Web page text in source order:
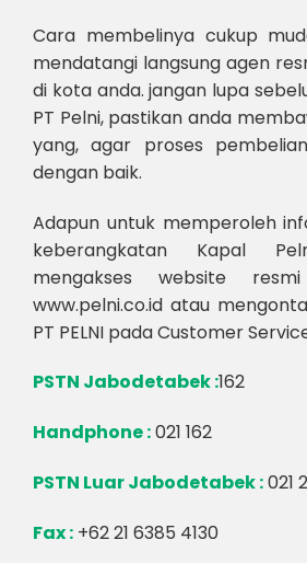
Cara membelinya cukup
mendatangi langsung agen
di kota anda. jangan lupa
PT Pelni, pastikan anda
yang, agar proses
dengan baik.
Adapun untuk memperoleh
keberangkatan Kapal
mengakses website
www.pelni.co.id atau
PT PELNI pada Customer
PSTN Jabodetabek :162
Handphone :021 162
PSTN Luar Jabodetabek :021
Fax : +62 21 6385 4130